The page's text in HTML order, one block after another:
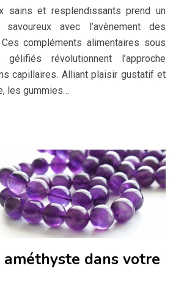
sains et resplendissants prend un
avec l’avènement des
compléments alimentaires sous
révolutionnent l’approche
capillaires. Alliant plaisir gustatif et
les gummies…
améthyste dans votre